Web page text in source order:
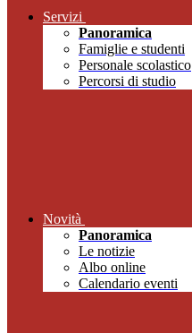
Servizi
Panoramica
Famiglie e studenti
Personale scolastico
Percorsi di studio
Novità
Panoramica
Le notizie
Albo online
Calendario eventi